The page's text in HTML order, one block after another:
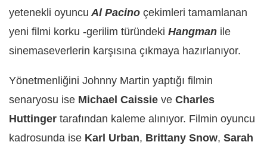
yetenekli oyuncu Al Pacino çekimleri tamamlanan
yeni filmi korku -gerilim türündeki Hangman ile
sinemaseverlerin karşısına çıkmaya hazırlanıyor.
Yönetmenliğini Johnny Martin yaptığı filmin
senaryosu ise Michael Caissie ve Charles
Huttinger tarafından kaleme alınıyor. Filmin oyuncu
kadrosunda ise Karl Urban, Brittany Snow, Sarah